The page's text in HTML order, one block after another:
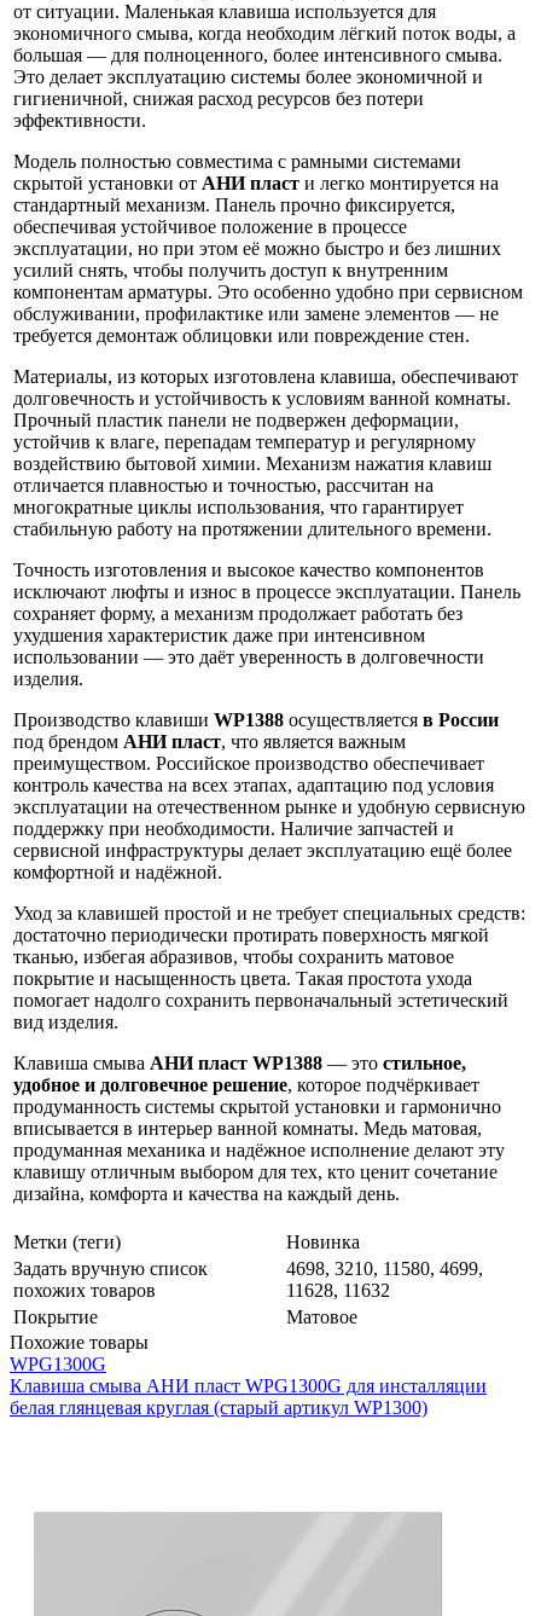
от ситуации. Маленькая клавиша используется для
экономичного смыва, когда необходим лёгкий поток воды, а
большая — для полноценного, более интенсивного смыва.
Это делает эксплуатацию системы более экономичной и
гигиеничной, снижая расход ресурсов без потери
эффективности.
Модель полностью совместима с рамными системами
скрытой установки от АНИ пласт и легко монтируется на
стандартный механизм. Панель прочно фиксируется,
обеспечивая устойчивое положение в процессе
эксплуатации, но при этом её можно быстро и без лишних
усилий снять, чтобы получить доступ к внутренним
компонентам арматуры. Это особенно удобно при сервисном
обслуживании, профилактике или замене элементов — не
требуется демонтаж облицовки или повреждение стен.
Материалы, из которых изготовлена клавиша, обеспечивают
долговечность и устойчивость к условиям ванной комнаты.
Прочный пластик панели не подвержен деформации,
устойчив к влаге, перепадам температур и регулярному
воздействию бытовой химии. Механизм нажатия клавиш
отличается плавностью и точностью, рассчитан на
многократные циклы использования, что гарантирует
стабильную работу на протяжении длительного времени.
Точность изготовления и высокое качество компонентов
исключают люфты и износ в процессе эксплуатации. Панель
сохраняет форму, а механизм продолжает работать без
ухудшения характеристик даже при интенсивном
использовании — это даёт уверенность в долговечности
изделия.
Производство клавиши WP1388 осуществляется в России
под брендом АНИ пласт, что является важным
преимуществом. Российское производство обеспечивает
контроль качества на всех этапах, адаптацию под условия
эксплуатации на отечественном рынке и удобную сервисную
поддержку при необходимости. Наличие запчастей и
сервисной инфраструктуры делает эксплуатацию ещё более
комфортной и надёжной.
Уход за клавишей простой и не требует специальных средств:
достаточно периодически протирать поверхность мягкой
тканью, избегая абразивов, чтобы сохранить матовое
покрытие и насыщенность цвета. Такая простота ухода
помогает надолго сохранить первоначальный эстетический
вид изделия.
Клавиша смыва АНИ пласт WP1388 — это стильное,
удобное и долговечное решение, которое подчёркивает
продуманность системы скрытой установки и гармонично
вписывается в интерьер ванной комнаты. Медь матовая,
продуманная механика и надёжное исполнение делают эту
клавишу отличным выбором для тех, кто ценит сочетание
дизайна, комфорта и качества на каждый день.
Метки (теги)
Новинка
Задать вручную список
похожих товаров
4698, 3210, 11580, 4699,
11628, 11632
Покрытие
Матовое
Похожие товары
WPG1300G
Клавиша смыва АНИ пласт WPG1300G для инсталляции
белая глянцевая круглая (старый артикул WP1300)